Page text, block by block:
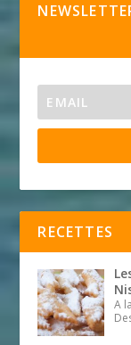
RECETTES
A